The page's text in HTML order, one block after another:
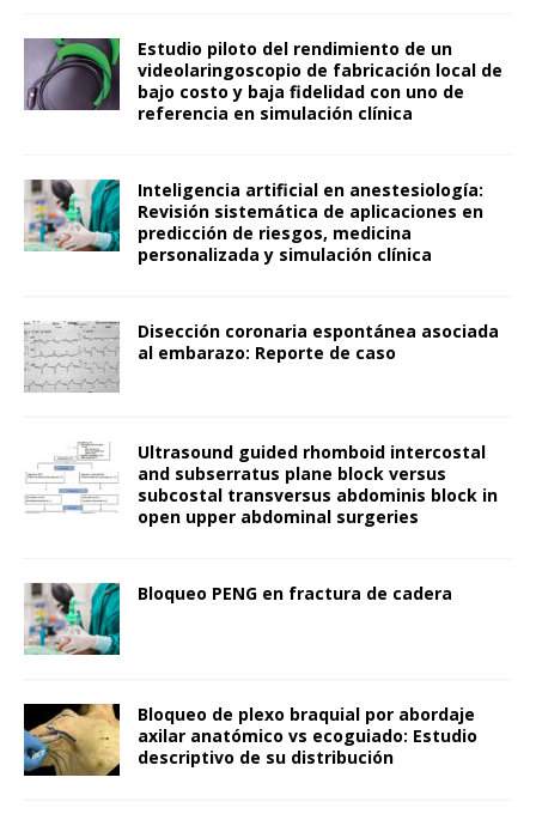
Estudio piloto del rendimiento de un
videolaringoscopio de fabricación local de
bajo costo y baja fidelidad con uno de
referencia en simulación clínica
Inteligencia artificial en anestesiología:
Revisión sistemática de aplicaciones en
predicción de riesgos, medicina
personalizada y simulación clínica
Disección coronaria espontánea asociada
al embarazo: Reporte de caso
Ultrasound guided rhomboid intercostal
and subserratus plane block versus
subcostal transversus abdominis block in
open upper abdominal surgeries
Bloqueo PENG en fractura de cadera
Bloqueo de plexo braquial por abordaje
axilar anatómico vs ecoguiado: Estudio
descriptivo de su distribución